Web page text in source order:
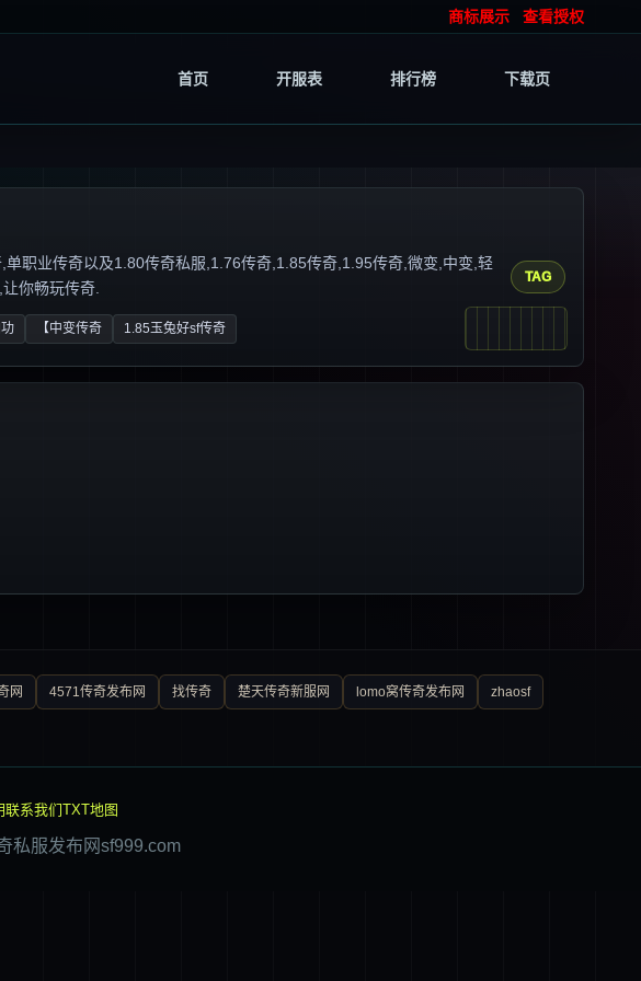
商标展示 查看授权
首页 开服表 排行榜 下载页
职业传奇以及1.80传奇私服,1.76传奇,1.85传奇,1.95传奇,微变,中变,轻
你畅玩传奇.
【中变传奇 1.85玉兔好sf传奇
TAG
网 4571传奇发布网 找传奇 楚天传奇新服网 lomo窝传奇发布网 zhaosf
联系我们TXT地图
私服发布网sf999.com